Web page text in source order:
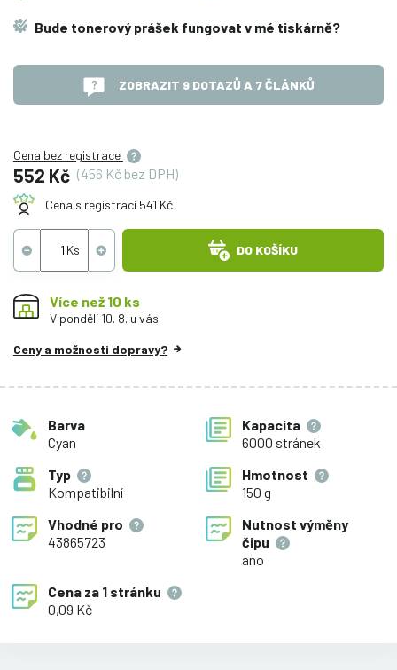
Bude tonerový prášek fungovat v mé tiskárně?
ZOBRAZIT 9 DOTAZŮ A 7 ČLÁNKŮ
Cena bez registrace
552 Kč (456 Kč bez DPH)
Cena s registrací 541 Kč
DO KOŠÍKU
Více než 10 ks
V pondělí 10. 8. u vás
Ceny a možnosti dopravy?
Barva
Cyan
Kapacita
6000 stránek
Typ
Kompatibilní
Hmotnost
150 g
Vhodné pro
43865723
Nutnost výměny
čipu
ano
Cena za 1 stránku
0,09 Kč